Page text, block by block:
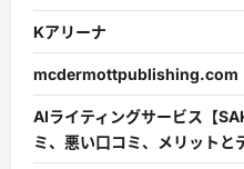
Kアリーナ
mcdermottpublishing.com
AIライティングサービス【
ミ、悪い口コミ、メリットと